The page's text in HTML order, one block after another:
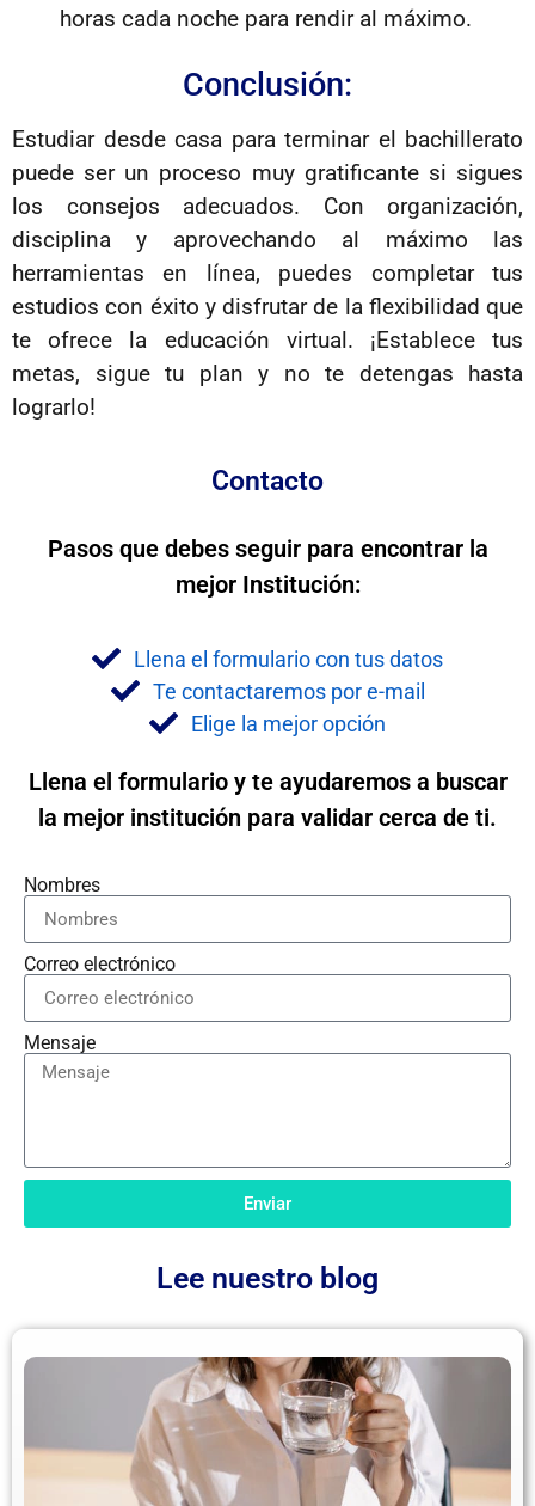
horas cada noche para rendir al máximo.
Conclusión:
Estudiar desde casa para terminar el bachillerato
puede ser un proceso muy gratificante si sigues
los consejos adecuados. Con organización,
disciplina y aprovechando al máximo las
herramientas en línea, puedes completar tus
estudios con éxito y disfrutar de la flexibilidad que
te ofrece la educación virtual. ¡Establece tus
metas, sigue tu plan y no te detengas hasta
lograrlo!
Contacto
Pasos que debes seguir para encontrar la
mejor Institución:
Llena el formulario con tus datos
Te contactaremos por e-mail
Elige la mejor opción
Llena el formulario y te ayudaremos a buscar
la mejor institución para validar cerca de ti.
Nombres
Correo electrónico
Mensaje
Enviar
Lee nuestro blog